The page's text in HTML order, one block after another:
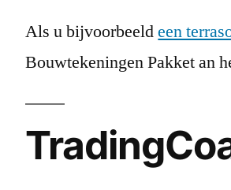
Als u bijvoorbeeldeen
Bouwtekeningen Pakket an